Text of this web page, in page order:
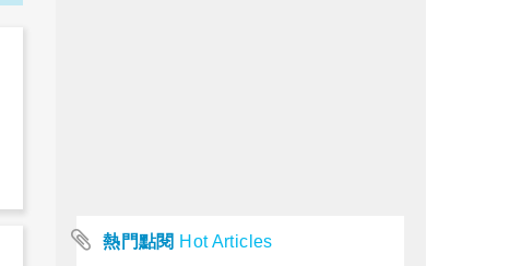
熱門點閱 Hot Articles